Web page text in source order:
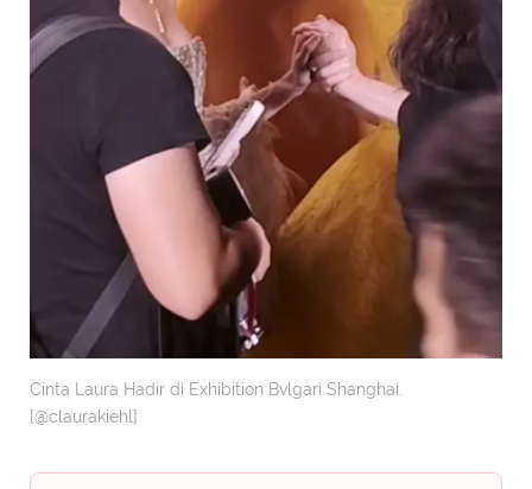
Cinta Laura Hadir di Exhibition Bvlgari Shanghai.
[@claurakiehl]